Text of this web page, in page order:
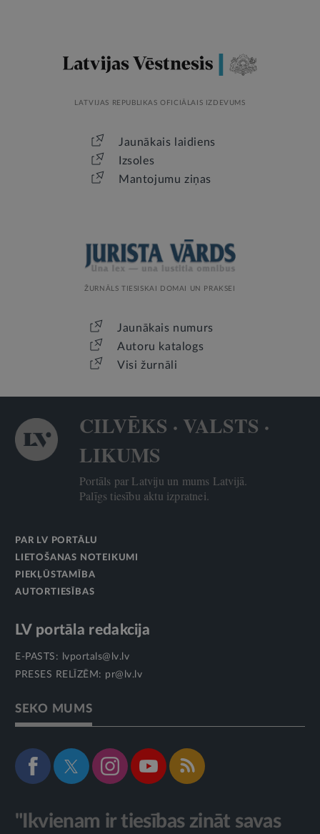
LATVIJAS REPUBLIKAS OFICIĀLAIS IZDEVUMS
Jaunākais laidiens
Izsoles
Mantojumu ziņas
ŽURNĀLS TIESISKAI DOMAI UN PRAKSEI
Jaunākais numurs
Autoru katalogs
Visi žurnāli
CILVĒKS · VALSTS ·
LIKUMS
Portāls par Latviju un mums Latvijā.
Palīgs tiesību aktu izpratnei.
PAR LV PORTĀLU
LIETOŠANAS NOTEIKUMI
PIEKĻŪSTAMĪBA
AUTORTIESĪBAS
LV portāla redakcija
E-PASTS:
lvportals@lv.lv
PRESES RELĪZĒM: pr@lv.lv
SEKO MUMS
"Ikvienam ir tiesības zināt savas